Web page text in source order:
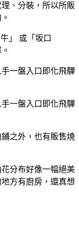
、分裝，所以所販
」 或「坂口
之外，也有販售燒
分布好像一幅絕美
方有廚房，還真想